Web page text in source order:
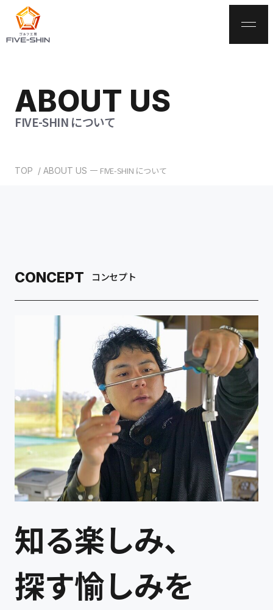
サイトトップ
ゴルフ用品販売
工賃表
ご利用案内
設備紹介
ゴルフ診断精密機
ゴルフ弾道精密機
取扱メーカー
FIVE-SHIN について
代表メッセージ
店舗情報
ABOUT US
FIVE-SHIN について
TOP ABOUT US FIVE-SHIN について
CONCEPT コンセプト
知る楽しみ、
探す愉しみを